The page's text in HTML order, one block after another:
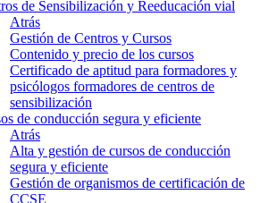
de Sensibilización y Reeducación vial
Atrás
Gestión de Centros y Cursos
Contenido y precio de los cursos
Certificado de aptitud para formadores y
psicólogos formadores de centros de
sensibilización
de conducción segura y eficiente
Atrás
Alta y gestión de cursos de conducción
segura y eficiente
Gestión de organismos de certificación de
CCSE